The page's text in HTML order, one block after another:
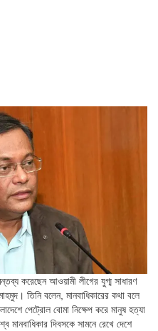
করেছেন আওয়ামী লীগের যুগ্ম সাধারণ
তিনি বলেন, মানবাধিকারের কথা বলে
পেট্রোল বোমা নিক্ষেপ করে মানুষ হত্যা
মানবাধিকার দিবসকে সামনে রেখে দেশে